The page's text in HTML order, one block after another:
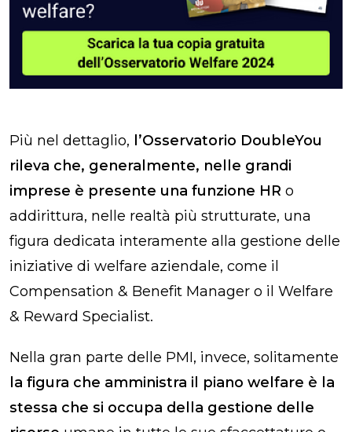
Più nel dettaglio, l’Osservatorio DoubleYou
rileva che, generalmente, nelle grandi
imprese è presente una funzione HR o
addirittura, nelle realtà più strutturate, una
figura dedicata interamente alla gestione delle
iniziative di welfare aziendale, come il
Compensation & Benefit Manager o il Welfare
& Reward Specialist.
Nella gran parte delle PMI, invece, solitamente
la figura che amministra il piano welfare è la
stessa che si occupa della gestione delle